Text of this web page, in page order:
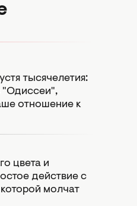
тысячелетия:
"Одиссеи",
отношение к
цвета и
действие с
молчат